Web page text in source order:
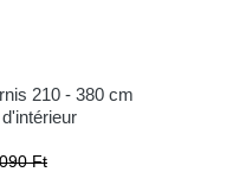
210 - 380 cm
Ft